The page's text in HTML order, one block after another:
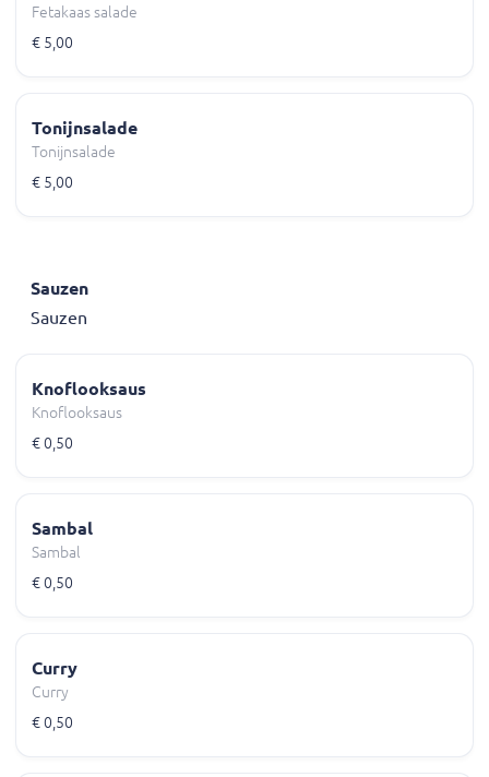
Fetakaas salade
€ 5,00
Tonijnsalade
Tonijnsalade
€ 5,00
Sauzen
Sauzen
Knoflooksaus
Knoflooksaus
€ 0,50
Sambal
Sambal
€ 0,50
Curry
Curry
€ 0,50